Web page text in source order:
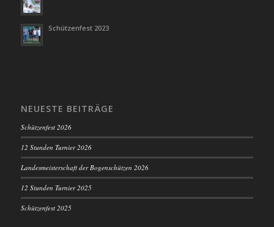
Schützenfest 2023
NEUESTE BEITRÄGE
Schützenfest 2026
12 Stunden Turnier 2026
Landesmeisterschaft der Bogenschützen 2026
12 Stunden Turnier 2025
Schützenfest 2025